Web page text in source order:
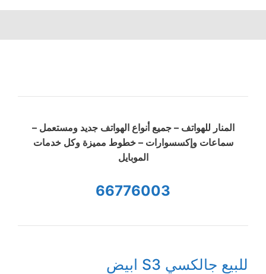
المنار للهواتف – جميع أنواع الهواتف جديد ومستعمل –
سماعات وإكسسوارات – خطوط مميزة وكل خدمات
الموبايل
66776003
للبيع جالكسي S3 ابيض